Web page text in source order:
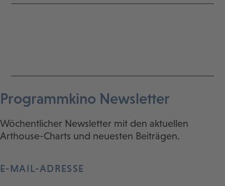
Programmkino Newsletter
Wöchentlicher Newsletter mit den aktuellen
Arthouse-Charts und neuesten Beiträgen.
E-MAIL-ADRESSE